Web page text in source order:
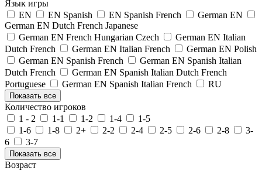
Язык игры
EN
EN Spanish EN Spanish French
German EN
German EN Dutch French Japanese
German EN French Hungarian Czech
German EN Italian
Dutch French
German EN Italian French
German EN Polish
German EN Spanish French
German EN Spanish Italian
Dutch French
German EN Spanish Italian Dutch French
Portuguese
German EN Spanish Italian French RU
Показать все
Количество игроков
1 - 2
1-1 1-2 1-4
1-5
1-6
1-8 2+ 2-2 2-4 2-5 2-6 2-8
3-
6
3-7
Показать все
Возраст